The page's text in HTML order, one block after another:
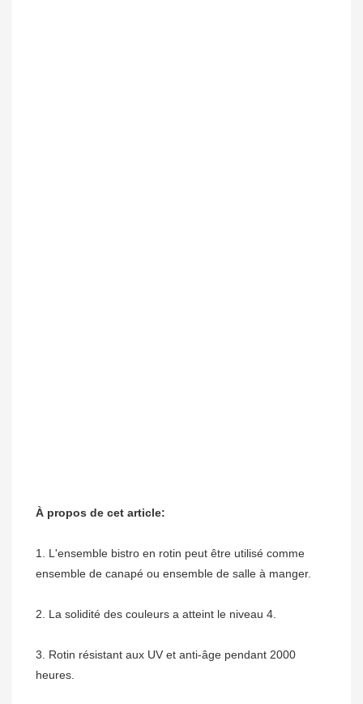
1. L'ensemble bistro en rotin peut être utilisé comme
3. Rotin résistant aux UV et anti-âge pendant 2000